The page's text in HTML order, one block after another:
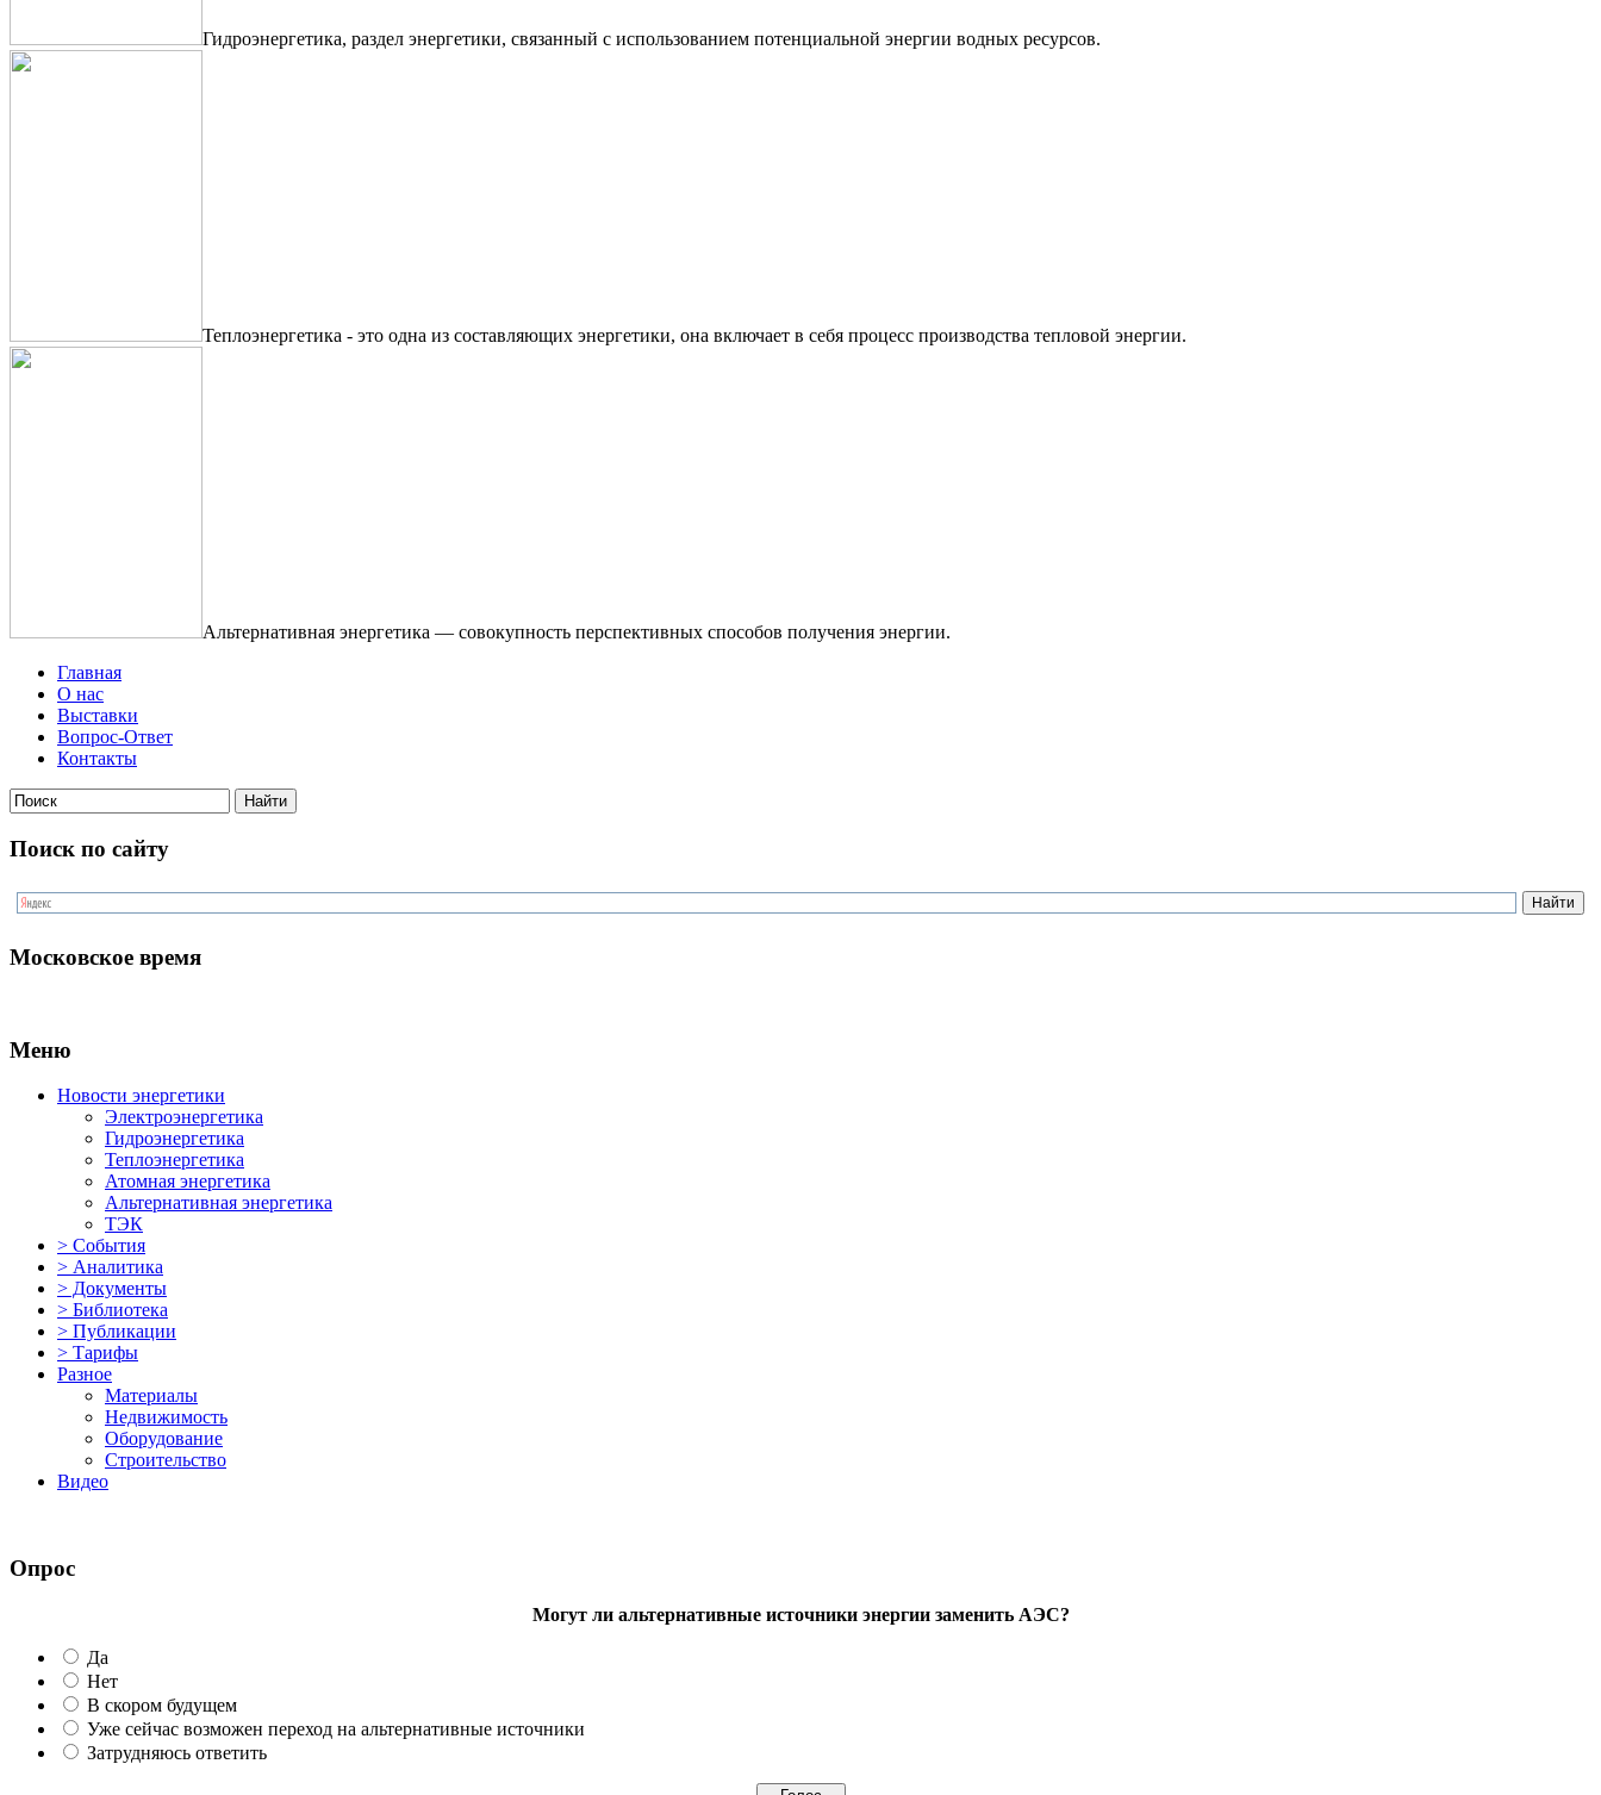
Гидроэнергетика, раздел энергетики, связанный с использованием потенциальной энергии водных ресурсов.
Теплоэнергетика - это одна из составляющих энергетики, она включает в себя процесс производства тепловой энергии.
Альтернативная энергетика — совокупность перспективных способов получения энергии.
Главная
О нас
Выставки
Вопрос-Ответ
Контакты
Поиск по сайту
Московское время
Меню
Новости энергетики
Электроэнергетика
Гидроэнергетика
Теплоэнергетика
Атомная энергетика
Альтернативная энергетика
ТЭК
> События
> Аналитика
> Документы
> Библиотека
> Публикации
> Тарифы
Разное
Материалы
Недвижимость
Оборудование
Строительство
Видео
Опрос
Могут ли альтернативные источники энергии заменить АЭС?
Да
Нет
В скором будущем
Уже сейчас возможен переход на альтернативные источники
Затрудняюсь ответить